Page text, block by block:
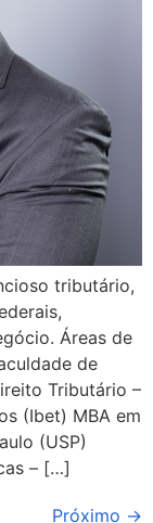
tributário,
Áreas de
de
Tributário –
(Ibet) MBA em
(USP)
– […]
Próximo →